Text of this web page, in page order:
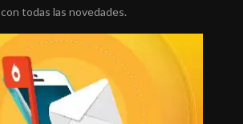
con todas las novedades.